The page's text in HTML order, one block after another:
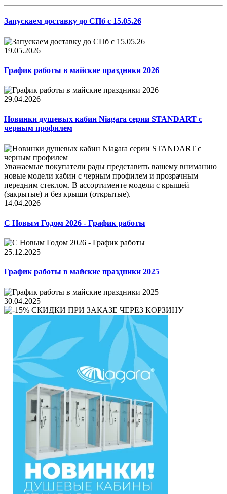
Запускаем доставку до СПб с 15.05.26
19.05.2026
График работы в майские праздники 2026
29.04.2026
Новинки душевых кабин Niagara серии STANDART с
черным профилем
Уважаемые покупатели рады представить вашему вниманию
новые модели кабин с черным профилем и прозрачным
передним стеклом. В ассортименте модели с крышей
(закрытые) и без крыши (открытые).
14.04.2026
С Новым Годом 2026 - График работы
25.12.2025
График работы в майские праздники 2025
30.04.2025